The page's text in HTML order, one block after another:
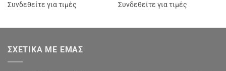
Συνδεθείτε για τιμές
Συνδεθείτε για τιμές
ΣΧΕΤΙΚΆ ΜΕ ΕΜΆΣ